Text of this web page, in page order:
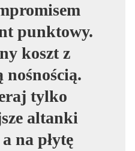
punktowy.
koszt z
tylko
altanki
na płytę